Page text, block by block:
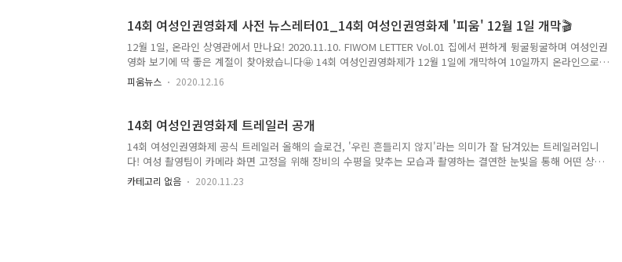
로 가는 여정 중 흔들리지 않을 우리의 의지를 담았습니다😍 포스터 소개 보기 14회 여성인권영화제 트레일러 공
개 [제작] 연출·각본·음악·편..
14회 여성인권영화제 사전 뉴스레터01_14회 여성인권영화제 '피움' 12월 1일 개막🎬
12월 1일, 온라인 상영관에서 만나요! 2020.11.10. FIWOM LETTER Vol.01 집에서 편하게 뒹굴뒹굴하며 여성인권
영화 보기에 딱 좋은 계절이 찾아왔습니다🤩 14회 여성인권영화제가 12월 1일에 개막하여 10일까지 온라인으로
여러분 곁으로 찾아갑니다. 첫 번째 피움레터로 영화제 소식을 전해드립니다! 14회 여성인권영화제 개막 소식과
함께 슬로건을 공개합니다👏 이번 영화제는 영화 리뷰와 행사 취재 기사를 작성하는 '피움뷰어'와 함께합니다. 본
세요. 14회 여성인권영화제, 12월 1일 개막! 👉 2020.12.01.(화)~10.(목) 👉 온라인 상영 👉 전면 무료 상영 14회
여성인권영화..
피움뉴스 2020.12.16
14회 여성인권영화제 트레일러 공개
14회 여성인권영화제 공식 트레일러 올해의 슬로건, '우린 흔들리지 않지'라는 의미가 잘 담겨있는 트레일러입니
다! 여성 촬영팀이 카메라 화면 고정을 위해 장비의 수평을 맞추는 모습과 촬영하는 결연한 눈빛을 통해 어떤 상
황에도 흔들리지 않을 우리의 의지를 표현했습니다👍 - [제작] 연출/각본/음악/편집 - 신승은 PD - 손수현 촬영/색
보정 - 오희원 조연출/미술 - 류현아 촬영부 - 최윤주 동시녹음/믹싱 - 오세연 [출연] 자영 - 김자영 민애 - 오민애
카테고리 없음 2020.11.23